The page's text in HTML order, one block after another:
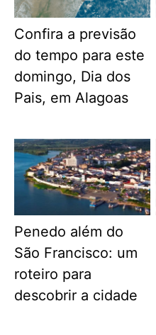
Confira a previsão
do tempo para este
domingo, Dia dos
Pais, em Alagoas
Penedo além do
São Francisco: um
roteiro para
descobrir a cidade